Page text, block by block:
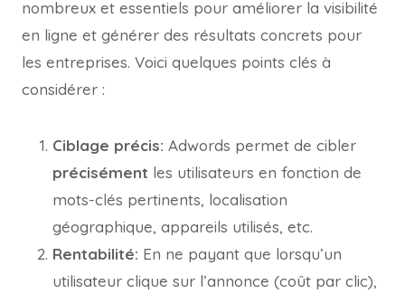
nombreux et essentiels pour améliorer la visibilité
en ligne et générer des résultats concrets pour
les entreprises. Voici quelques points clés à
considérer :
Ciblage précis: Adwords permet de cibler
précisément les utilisateurs en fonction de
mots-clés pertinents, localisation
géographique, appareils utilisés, etc.
Rentabilité: En ne payant que lorsqu’un
utilisateur clique sur l’annonce (coût par clic),